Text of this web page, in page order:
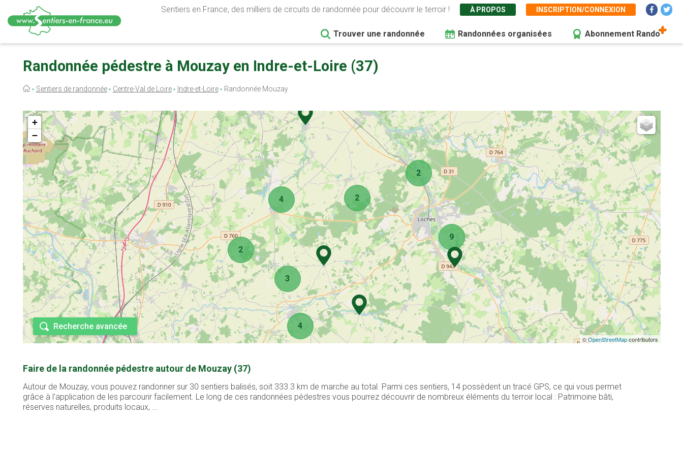
contenu
Sentiers en France, des milliers de circuits de randonnée pour découvrir le terroir ! À PROPOS INSCRIPTION/CONNEXION
Trouver une randonnée Randonnées organisées Abonnement Rando
Randonnée pédestre à Mouzay en Indre-et-Loire (37)
Fil
Sentiers de randonnée Centre-Val de Loire Indre-et-Loire Randonnée Mouzay
2
4
2
9
4
3
2
+
−
©OpenStreetMapcontributors
Recherche avancée
Faire de la randonnée pédestre autour de Mouzay (37)
Autour de Mouzay, vous pouvez randonner sur 30 sentiers balisés, soit 333.3 km de marche au total. Parmi ces sentiers, 14 possèdent un tracé GPS, ce qui vous permet
grâce à l'application de les parcourir facilement. Le long de ces randonnées pédestres vous pourrez découvrir de nombreux éléments du terroir local : Patrimoine bâti,
réserves naturelles, produits locaux, ...